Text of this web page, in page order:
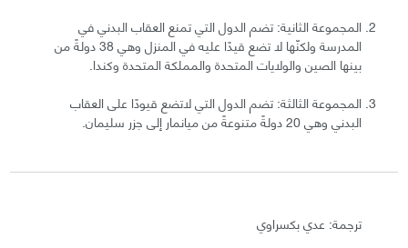
المجموعة الثانية: تضم الدول التي تمنع العقاب البدني في
المدرسة ولكنّها لا تضع قيدًا عليه في المنزل وهي 38 دولةً من
بينها الصين والولايات المتحدة والمملكة المتحدة وكندا.
المجموعة الثالثة: تضم الدول التي لاتضع قيودًا على العقاب
البدني وهي 20 دولةً متنوعةً من ميانمار إلى جزر سليمان.
ترجمة: عدي بكسراوي